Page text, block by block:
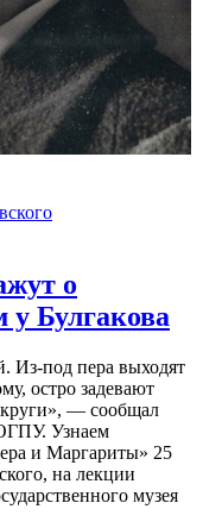
о
Булгакова
Из-под пера выходят
остро задевают
— сообщал
Узнаем
и Маргариты» 25
на лекции
музея